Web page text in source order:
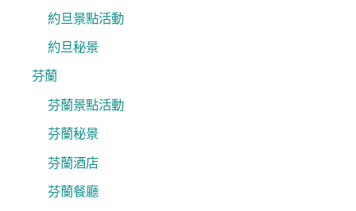
約旦景點活動
約旦秘景
芬蘭
芬蘭景點活動
芬蘭秘景
芬蘭酒店
芬蘭餐廳